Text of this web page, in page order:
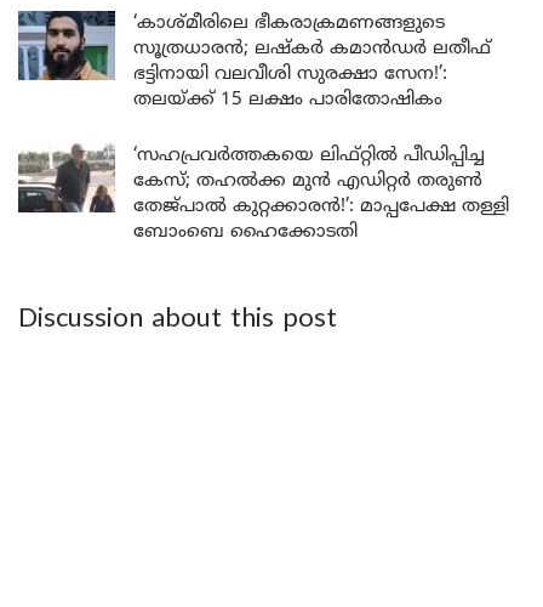
‘കാശ്മീരിലെ ഭീകരാക്രമണങ്ങളുടെ
സൂത്രധാരൻ; ലഷ്കർ കമാൻഡർ ലതീഫ്
ഭട്ടിനായി വലവീശി സുരക്ഷാ സേന!’:
തലയ്ക്ക് 15 ലക്ഷം പാരിതോഷികം
‘സഹപ്രവർത്തകയെ ലിഫ്റ്റിൽ പീഡിപ്പിച്ച
കേസ്; തഹൽക്ക മുൻ എഡിറ്റർ തരുൺ
തേജ്പാൽ കുറ്റക്കാരൻ!’: മാപ്പപേക്ഷ തള്ളി
ബോംബെ ഹൈക്കോടതി
Discussion about this post